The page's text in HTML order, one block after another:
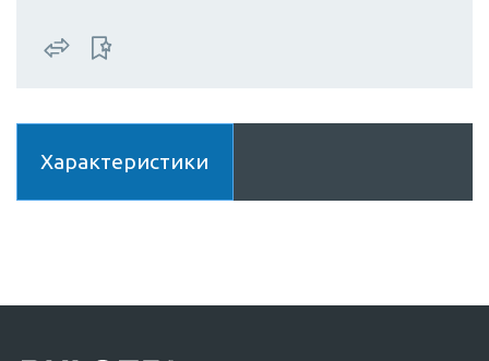
Характеристики